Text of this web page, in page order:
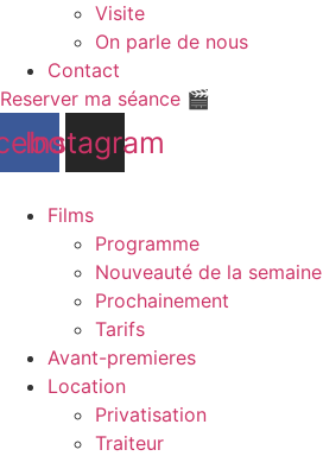
Visite
On parle de nous
Contact
Reserver ma séance 🎬
Instagram
Films
Programme
Nouveauté de la semaine
Prochainement
Tarifs
Avant-premieres
Location
Privatisation
Traiteur